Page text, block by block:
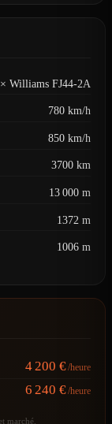
Williams FJ44-2A
780 km/h
850 km/h
3700 km
13 000 m
1372 m
1006 m
4 200 €/heure
6 240 €/heure
marché.